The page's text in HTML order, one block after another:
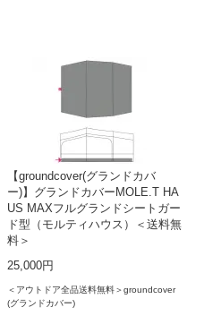
【groundcover(グランドカバ
ー)】グランドカバーMOLE.T HA
US MAXフルグランドシートガー
ド型（モルティハウス）＜送料無
料＞
25,000円
＜アウトドア全品送料無料＞groundcover
(グランドカバー)